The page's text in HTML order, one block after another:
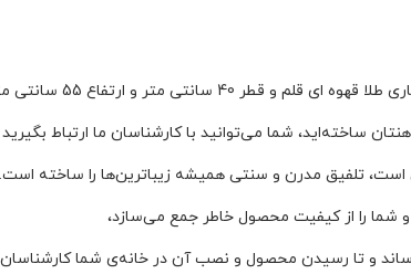
طراحی و بهترین متریال تولید شده است،
ساخته‌اید، شما می‌توانید با کارشناسان ما ارتباط
است، تلفیق مدرن و سنتی همیشه زیباترین‌ها را ساخته است.
شما را از کیفیت محصول خاطر جمع می‌سازد،
و تا رسیدن محصول و نصب آن در خانه‌ی شما کارشناسان